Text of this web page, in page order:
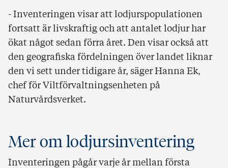
- Inventeringen visar att lodjurspopulationen
fortsatt är livskraftig och att antalet lodjur har
ökat något sedan förra året. Den visar också att
den geografiska fördelningen över landet liknar
den vi sett under tidigare år, säger Hanna Ek,
chef för Viltförvaltningsenheten på
Naturvårdsverket.
Mer om lodjursinventering
Inventeringen pågår varje år mellan första